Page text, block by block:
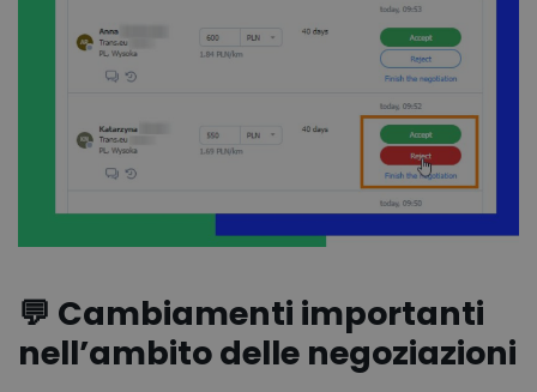
💬 Cambiamenti importanti
nell’ambito delle negoziazioni